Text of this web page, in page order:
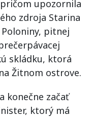
pričom upozornila
zdroja Starina
pitnej
skládku, ktorá
Žitnom ostrove.
konečne začať
ktorý má